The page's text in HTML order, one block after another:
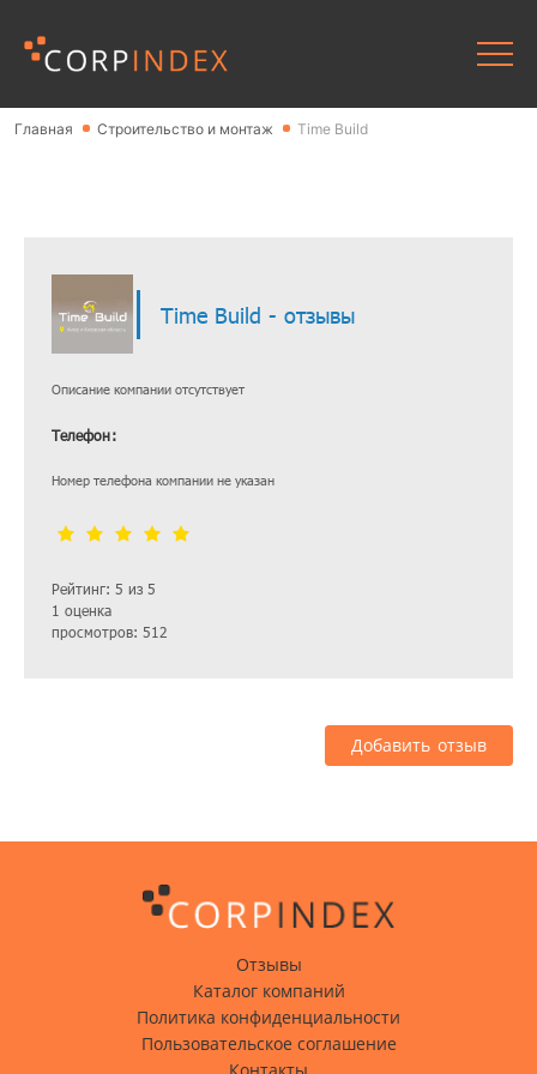
Главная Строительство и монтаж Time Build
Time Build - отзывы
Описание компании отсутствует
Рейтинг: 5 из 5
1 оценка
просмотров: 512
Телефон:
Номер телефона компании не указан
Добавить отзыв
Отзывы
Каталог компаний
Политика конфиденциальности
Пользовательское соглашение